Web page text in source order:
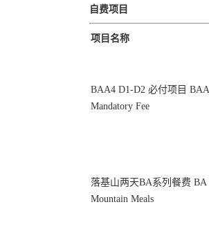
自费项目
项目名称
BAA4 D1-D2 必付项目
Mandatory Fee
落基山两天BA系列餐费 BA
Mountain Meals